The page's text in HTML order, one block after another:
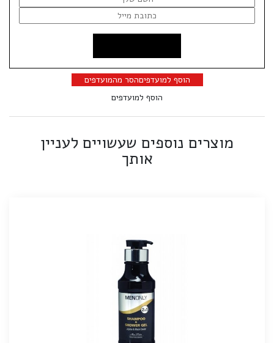
הוסף למועדפיםהסר מהמועדפים
הוסף למועדפים
מוצרים נוספים שעשויים לעניין
אותך